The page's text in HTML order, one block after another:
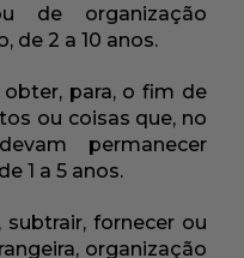
de organização
de 2 a 10 anos.
para, o fim de
ou coisas que, no
permanecer
1 a 5 anos.
fornecer ou
organização